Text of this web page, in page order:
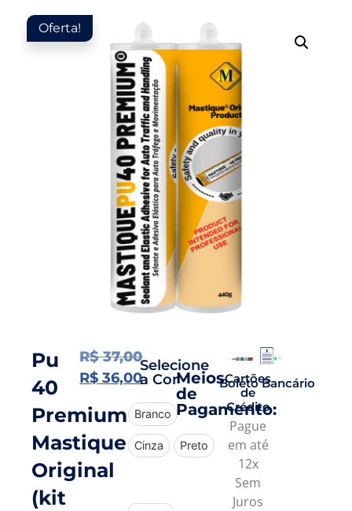
Oferta!
Pu
40
Premium
Mastique
Original
(kit
R$37,00
R$ 36,00
Selecione
a Cor
Branco
Cinza Preto
Meios
de
Pagamento:
Cartões
de
Crédito
Pague
em até
12x
Sem
Juros
Boleto Bancário